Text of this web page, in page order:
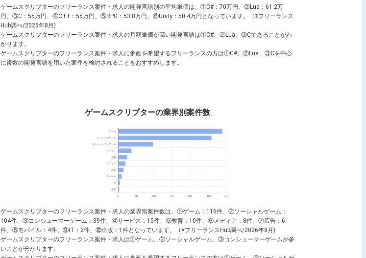
ゲームスクリプターのフリーランス案件・求人の開発言語別の平均単価は、①C#：70万円、②Lua ：61.2万
円、③C：55万円、④C++ ：55万円、⑤RPG ：53.8万円、⑥Unity：50.4万円となっています。（※フリーランス
Hub調べ/2026年8月)
ゲームスクリプターのフリーランス案件・求人の月額単価が高い開発言語は①C#、②Lua、③Cであることがわ
かります。
ゲームスクリプターのフリーランス案件・求人に参画を希望するフリーランスの方は①C#、②Lua、③Cを中心
に複数の開発言語を用いた案件を検討されることをおすすめします。
ゲームスクリプターの業界別案件数
ゲームスクリプターのフリーランス案件・求人の業界別案件数は、①ゲーム：116件、②ソーシャルゲーム：
104件、③コンシューマーゲーム：39件、④サービス：15件、⑤教育：10件、⑥メディア：8件、⑦広告：6
件、⑧モバイル：4件、⑨IT：2件、⑩出版：1件となっています。（※フリーランスHub調べ/2026年8月)
ゲームスクリプターのフリーランス案件・求人は①ゲーム、②ソーシャルゲーム、③コンシューマーゲームが多
いことが分かります。